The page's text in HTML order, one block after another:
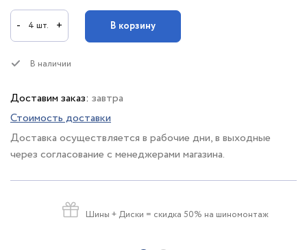
- 4 шт. + В корзину
В наличии
Доставим заказ: завтра
Стоимость доставки
Доставка осуществляется в рабочие дни, в выходные
через согласование с менеджерами магазина.
Шины + Диски = скидка 50% на шиномонтаж